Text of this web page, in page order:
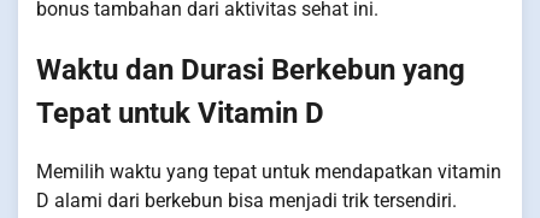
bonus tambahan dari aktivitas sehat ini.
Waktu dan Durasi Berkebun yang
Tepat untuk Vitamin D
Memilih waktu yang tepat untuk mendapatkan vitamin
D alami dari berkebun bisa menjadi trik tersendiri.